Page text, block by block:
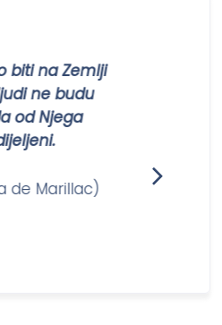
biti na Zemlji
ne budu
od Njega
de Marillac)